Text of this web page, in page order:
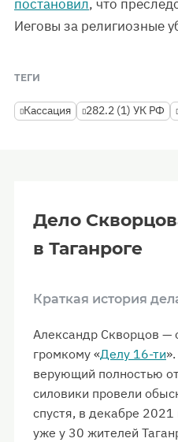
постановил, что
Иеговы за религиозные
ТЕГИ
Кассация 282.2 (1) УК РФ
Дело
в Таганроге
Краткая история
Александр Скворцов —
громкому «Делу 16-ти
верующий полностью
силовики провели
спустя, в декабре
уже у 30 жителей